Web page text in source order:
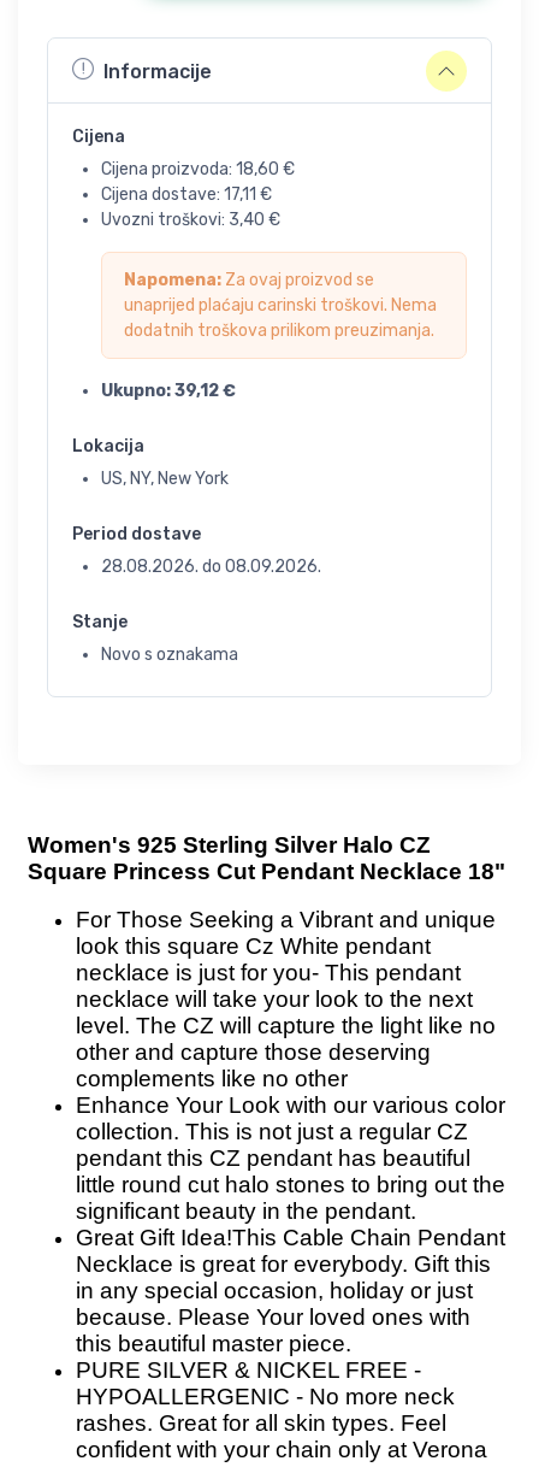
Informacije
Cijena
Cijena proizvoda: 18,60 €
Cijena dostave: 17,11 €
Uvozni troškovi: 3,40 €
Napomena: Za ovaj proizvod se
unaprijed plaćaju carinski troškovi. Nema
dodatnih troškova prilikom preuzimanja.
Ukupno:39,12€
Lokacija
US, NY, New York
Period dostave
28.08.2026. do 08.09.2026.
Stanje
Novo s oznakama